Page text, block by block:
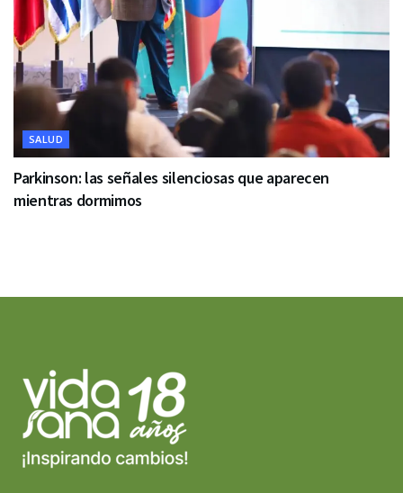
SALUD
Parkinson: las señales silenciosas que aparecen
mientras dormimos